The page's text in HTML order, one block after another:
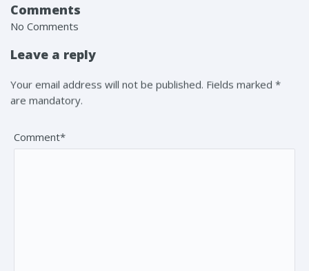
Comments
No Comments
Leave a reply
Your email address will not be published. Fields marked *
are mandatory.
Comment*